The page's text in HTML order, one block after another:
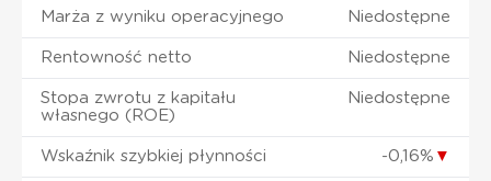
Marża z wyniku operacyjnego Niedostępne
Rentowność netto Niedostępne
Stopa zwrotu z kapitału
własnego (ROE)
Niedostępne
Wskaźnik szybkiej płynności -0,16% ▼